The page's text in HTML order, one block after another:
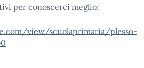
per conoscerci meglio:
view/scuolaprimaria/plesso-